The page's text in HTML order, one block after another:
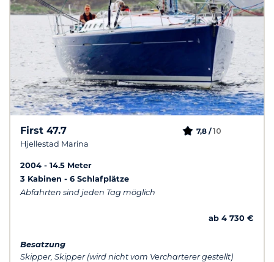
First 47.7
Hjellestad Marina
7,8 /10
2004
14.5 Meter
3 Kabinen
6 Schlafplätze
Abfahrten sind jeden Tag möglich
ab 4 730 €
Besatzung
Skipper, Skipper (wird nicht vom Vercharterer gestellt)